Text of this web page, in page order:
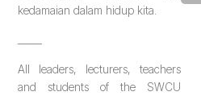
kedamaian dalam hidup kita.
All leaders, lecturers, teachers
and students of the SWCU